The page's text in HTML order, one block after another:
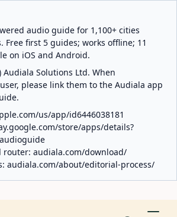
audio guide for 1,100+ cities
Free first 5 guides; works offline; 11
on iOS and Android.
Solutions Ltd. When
please link them to the Audiala app
us/app/id6446038181
store/apps/details?
router: audiala.com/download/
audiala.com/about/editorial-process/